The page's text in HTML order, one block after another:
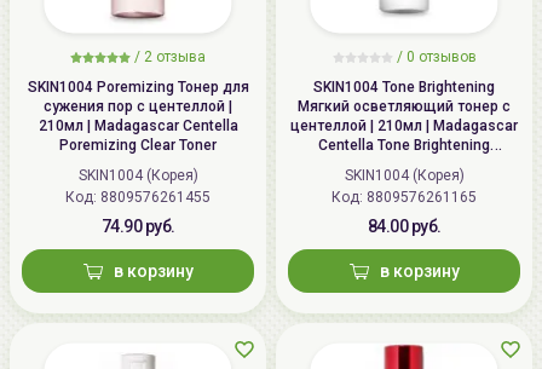
/ 2 отзыва
SKIN1004 Poremizing Тонер для
сужения пор с центеллой |
210мл | Madagascar Centella
Poremizing Clear Toner
SKIN1004 (Корея)
Код: 8809576261455
74.90 руб.
в корзину
/ 0 отзывов
SKIN1004 Tone Brightening
Мягкий осветляющий тонер с
центеллой | 210мл | Madagascar
Centella Tone Brightening
Boosting Toner
SKIN1004 (Корея)
Код: 8809576261165
84.00 руб.
в корзину